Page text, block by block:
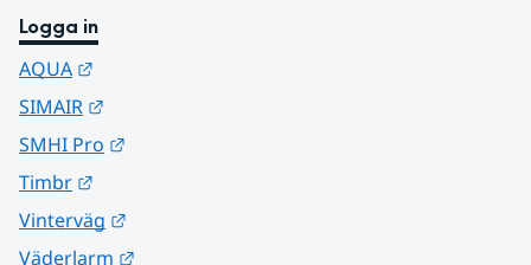
Logga in
AQUA
SIMAIR
SMHI Pro
Timbr
Vinterväg
Väderlarm